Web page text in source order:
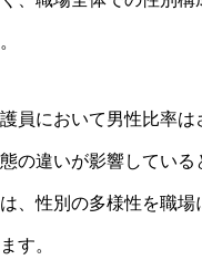
員において男性比率は
の違いが影響している
、性別の多様性を職
す。